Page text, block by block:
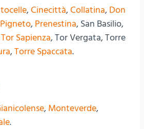
,Cinecittà,Collatina, Don
Pigneto, Prenestina, San Basilio,
Tor Sapienza, Tor Vergata, Torre
,Torre Spaccata.
, Monteverde,
.